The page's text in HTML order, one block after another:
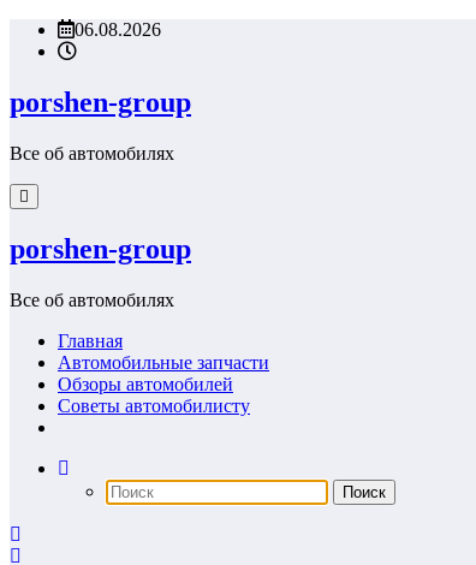
Перейти06.08.2026
porshen-group
Все об автомобилях
porshen-group
Все об автомобилях
Главная
Автомобильные запчасти
Обзоры автомобилей
Советы автомобилисту